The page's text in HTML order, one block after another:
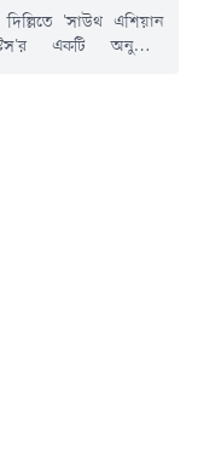
'সাউথ এশিয়ান
একটি অনুষ্ঠানে